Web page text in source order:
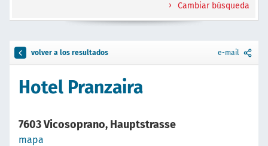
Cambiar búsqueda
volver a los resultados e-mail
Hotel Pranzaira
7603 Vicosoprano, Hauptstrasse
mapa